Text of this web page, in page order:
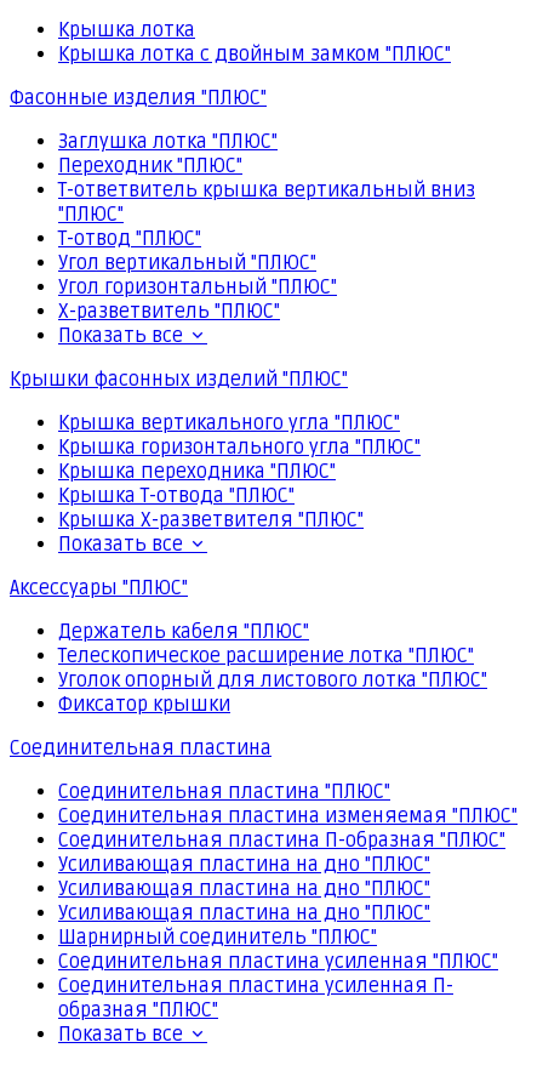
Крышка лотка
Крышка лотка с двойным замком "ПЛЮС"
Фасонные изделия "ПЛЮС"
Заглушка лотка "ПЛЮС"
Переходник "ПЛЮС"
Т-ответвитель крышка вертикальный вниз
"ПЛЮС"
Т-отвод "ПЛЮС"
Угол вертикальный "ПЛЮС"
Угол горизонтальный "ПЛЮС"
Х-разветвитель "ПЛЮС"
Показать все
Крышки фасонных изделий "ПЛЮС"
Крышка вертикального угла "ПЛЮС"
Крышка горизонтального угла "ПЛЮС"
Крышка переходника "ПЛЮС"
Крышка Т-отвода "ПЛЮС"
Крышка Х-разветвителя "ПЛЮС"
Показать все
Аксессуары "ПЛЮС"
Держатель кабеля "ПЛЮС"
Телескопическое расширение лотка "ПЛЮС"
Уголок опорный для листового лотка "ПЛЮС"
Фиксатор крышки
Соединительная пластина
Соединительная пластина "ПЛЮС"
Соединительная пластина изменяемая "ПЛЮС"
Соединительная пластина П-образная "ПЛЮС"
Усиливающая пластина на дно "ПЛЮС"
Усиливающая пластина на дно "ПЛЮС"
Усиливающая пластина на дно "ПЛЮС"
Шарнирный соединитель "ПЛЮС"
Соединительная пластина усиленная "ПЛЮС"
Соединительная пластина усиленная П-
образная "ПЛЮС"
Показать все